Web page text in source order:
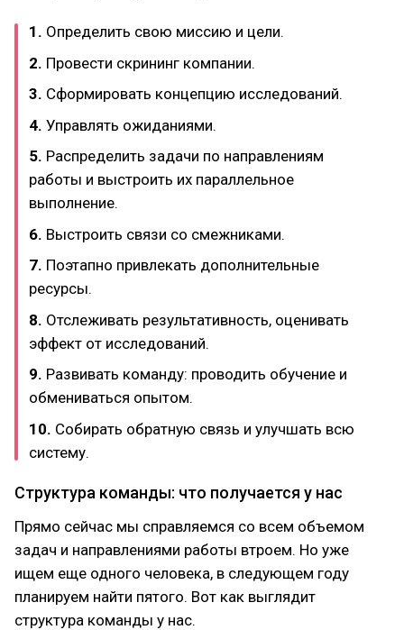
1. Определить свою миссию и цели.
2. Провести скрининг компании.
3. Сформировать концепцию исследований.
4. Управлять ожиданиями.
5. Распределить задачи по направлениям
работы и выстроить их параллельное
выполнение.
6. Выстроить связи со смежниками.
7. Поэтапно привлекать дополнительные
ресурсы.
8. Отслеживать результативность, оценивать
эффект от исследований.
9. Развивать команду: проводить обучение и
обмениваться опытом.
10. Собирать обратную связь и улучшать всю
систему.
Структура команды: что получается у нас
Прямо сейчас мы справляемся со всем объемом
задач и направлениями работы втроем. Но уже
ищем еще одного человека, в следующем году
планируем найти пятого. Вот как выглядит
структура команды у нас.